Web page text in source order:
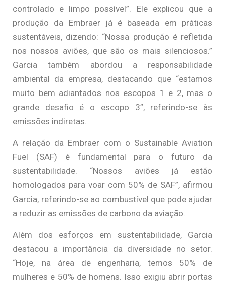
controlado e limpo possível”. Ele explicou que a
produção da Embraer já é baseada em práticas
sustentáveis, dizendo: “Nossa produção é refletida
nos nossos aviões, que são os mais silenciosos.”
Garcia também abordou a responsabilidade
ambiental da empresa, destacando que “estamos
muito bem adiantados nos escopos 1 e 2, mas o
grande desafio é o escopo 3”, referindo-se às
emissões indiretas.
A relação da Embraer com o Sustainable Aviation
Fuel (SAF) é fundamental para o futuro da
sustentabilidade. “Nossos aviões já estão
homologados para voar com 50% de SAF”, afirmou
Garcia, referindo-se ao combustível que pode ajudar
a reduzir as emissões de carbono da aviação.
Além dos esforços em sustentabilidade, Garcia
destacou a importância da diversidade no setor.
“Hoje, na área de engenharia, temos 50% de
mulheres e 50% de homens. Isso exigiu abrir portas